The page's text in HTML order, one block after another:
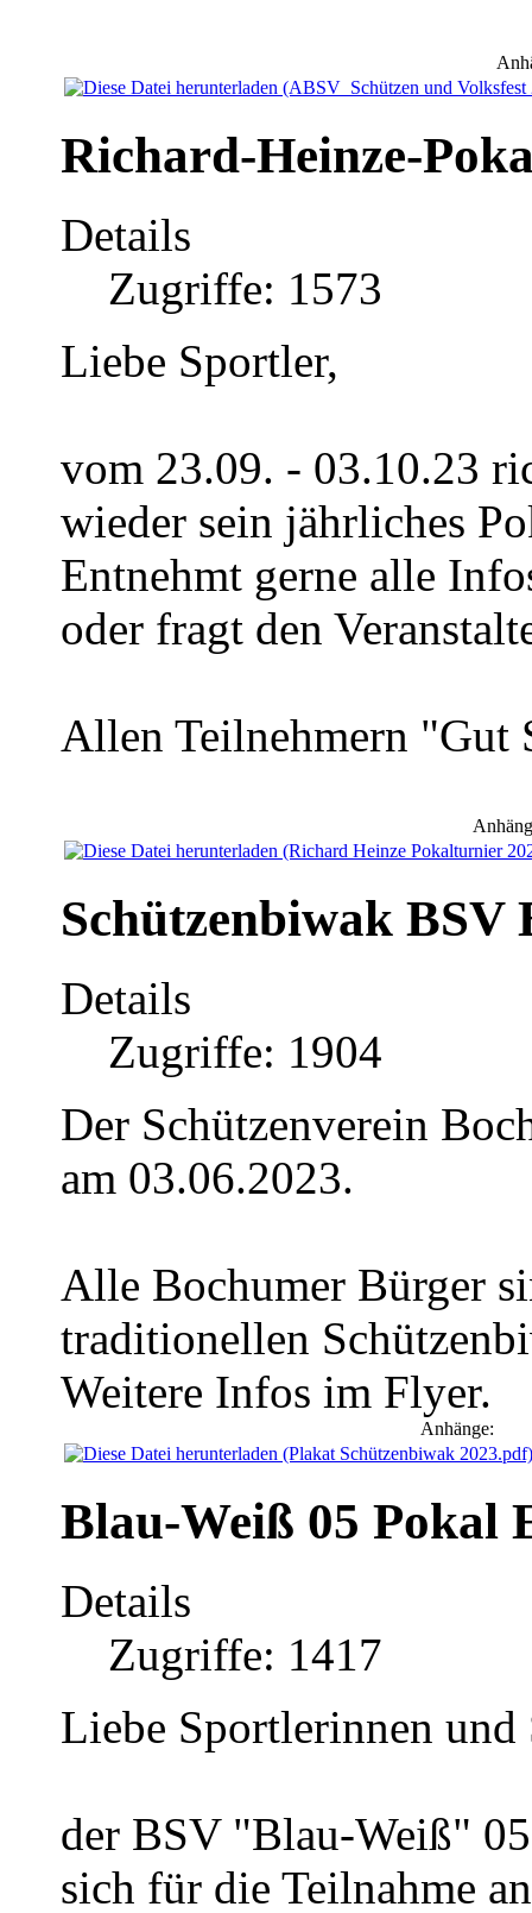
Richard-Heinze-
Details
Zugriffe: 1573
Liebe Sportler,
vom 23.09. - 03.10.23
wieder sein jährliches
Entnehmt gerne alle
oder fragt den
Allen Teilnehmern "Gut
Schützenbiwak BSV
Details
Zugriffe: 1904
Der Schützenverein
am 03.06.2023.
Alle Bochumer Bürger
traditionellen
Weitere Infos im Flyer.
Anhänge:
Blau-Weiß 05 Pokal
Details
Zugriffe: 1417
Liebe Sportlerinnen und
der BSV "Blau-Weiß"
sich für die Teilnahme